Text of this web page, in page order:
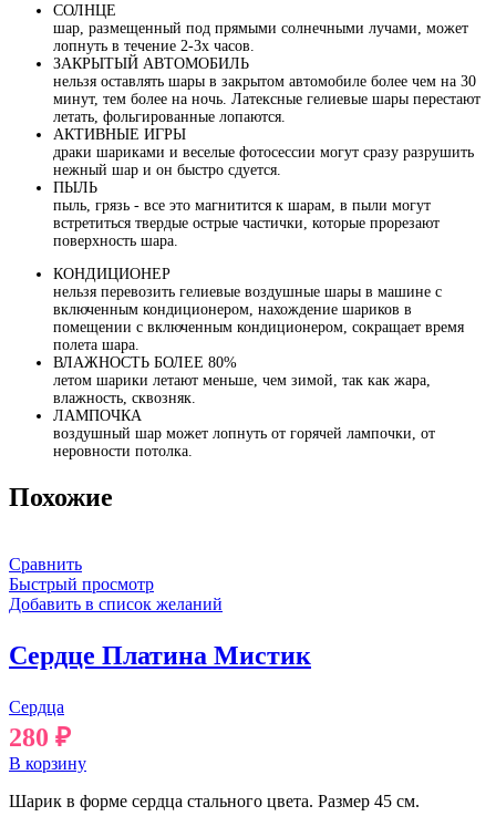
СОЛНЦЕ
шар, размещенный под прямыми солнечными лучами, может
лопнуть в течение 2-3х часов.
ЗАКРЫТЫЙ АВТОМОБИЛЬ
нельзя оставлять шары в закрытом автомобиле более чем на 30
минут, тем более на ночь. Латексные гелиевые шары перестают
летать, фольгированные лопаются.
АКТИВНЫЕ ИГРЫ
драки шариками и веселые фотосессии могут сразу разрушить
нежный шар и он быстро сдуется.
ПЫЛЬ
пыль, грязь - все это магнитится к шарам, в пыли могут
встретиться твердые острые частички, которые прорезают
поверхность шара.
КОНДИЦИОНЕР
нельзя перевозить гелиевые воздушные шары в машине с
включенным кондиционером, нахождение шариков в
помещении с включенным кондиционером, сокращает время
полета шара.
ВЛАЖНОСТЬ БОЛЕЕ 80%
летом шарики летают меньше, чем зимой, так как жара,
влажность, сквозняк.
ЛАМПОЧКА
воздушный шар может лопнуть от горячей лампочки, от
неровности потолка.
Похожие
Сравнить
Быстрый просмотр
Добавить в список желаний
Сердце Платина Мистик
Сердца
280 ₽
В корзину
Шарик в форме сердца стального цвета. Размер 45 см.